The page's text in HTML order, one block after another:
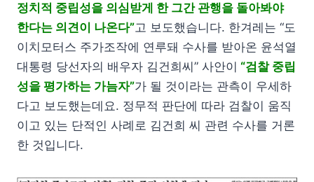
정치적 중립성을 의심받게 한 그간 관행을 돌아봐야
한다는 의견이 나온다”고 보도했습니다. 한겨레는 “도
이치모터스 주가조작에 연루돼 수사를 받아온 윤석열
대통령 당선자의 배우자 김건희씨” 사안이 “검찰 중립
성을 평가하는 가늠자”가 될 것이라는 관측이 우세하
다고 보도했는데요. 정무적 판단에 따라 검찰이 움직
이고 있는 단적인 사례로 김건희 씨 관련 수사를 거론
한 것입니다.